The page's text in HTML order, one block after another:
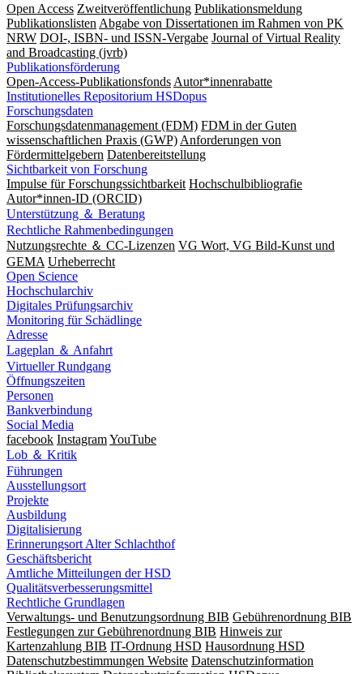
Open Access Zweitveröffentlichung Publikationsmeldung
Publikationslisten Abgabe von Dissertationen im Rahmen von PK
NRW DOI-, ISBN- und ISSN-Vergabe Journal of Virtual Reality
and Broadcasting (jvrb)
Publikationsförderung
Open-Access-Publikationsfonds Autor*innenrabatte
Institutionelles Repositorium HSDopus
Forschungsdaten
Forschungsdatenmanagement (FDM) FDM in der Guten
wissenschaftlichen Praxis (GWP) Anforderungen von
Fördermittelgebern Datenbereitstellung
Sichtbarkeit von Forschung
Impulse für Forschungssichtbarkeit Hochschulbibliografie
Autor*innen-ID (ORCID)
Unterstützung ＆ Beratung
Rechtliche Rahmenbedingungen
Nutzungsrechte ＆ CC-Lizenzen VG Wort, VG Bild-Kunst und
GEMA Urheberrecht
Open Science
Hochschularchiv
Digitales Prüfungsarchiv
Monitoring für Schädlinge
Adresse
Lageplan ＆ Anfahrt
Virtueller Rundgang
Öffnungszeiten
Personen
Bankverbindung
Social Media
facebook InstagramYouTube
Lob ＆ Kritik
Führungen
Ausstellungsort
Projekte
Ausbildung
Digitalisierung
Erinnerungsort Alter Schlachthof
Geschäftsbericht
Amtliche Mitteilungen der HSD
Qualitätsverbesserungsmittel
Rechtliche Grundlagen
Verwaltungs- und Benutzungsordnung BIB Gebührenordnung BIB
Festlegungen zur Gebührenordnung BIB Hinweis zur
Kartenzahlung BIB IT-Ordnung HSD Hausordnung HSD
Datenschutzbestimmungen Website Datenschutzinformation